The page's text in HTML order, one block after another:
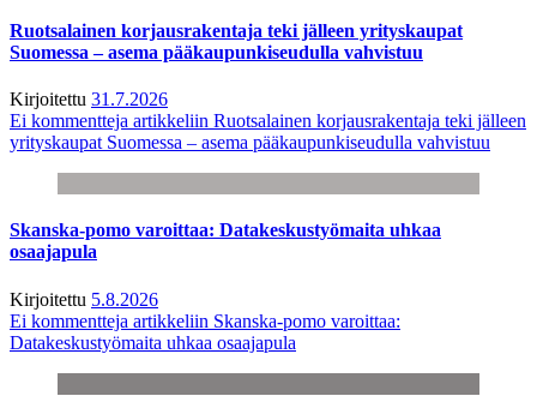
Ruotsalainen korjausrakentaja teki jälleen yrityskaupat
Suomessa – asema pääkaupunkiseudulla vahvistuu
Kirjoitettu 31.7.2026
Ei kommentteja artikkeliin Ruotsalainen korjausrakentaja teki jälleen
yrityskaupat Suomessa – asema pääkaupunkiseudulla vahvistuu
Skanska-pomo varoittaa: Datakeskustyömaita uhkaa
osaajapula
Kirjoitettu 5.8.2026
Ei kommentteja artikkeliin Skanska-pomo varoittaa:
Datakeskustyömaita uhkaa osaajapula